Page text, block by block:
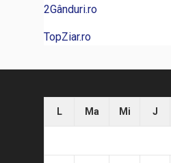
2Gânduri.ro
TopZiar.ro
L Ma Mi J